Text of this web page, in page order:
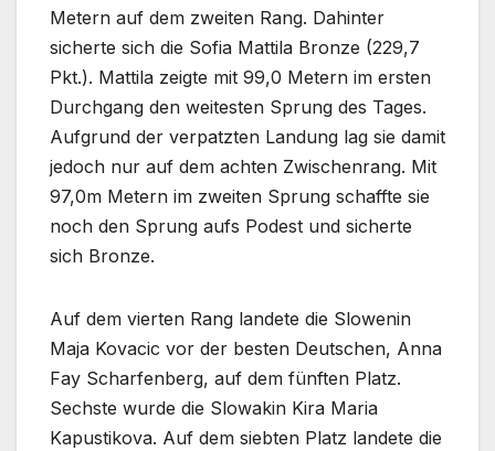
Metern auf dem zweiten Rang. Dahinter
sicherte sich die Sofia Mattila Bronze (229,7
Pkt.). Mattila zeigte mit 99,0 Metern im ersten
Durchgang den weitesten Sprung des Tages.
Aufgrund der verpatzten Landung lag sie damit
jedoch nur auf dem achten Zwischenrang. Mit
97,0m Metern im zweiten Sprung schaffte sie
noch den Sprung aufs Podest und sicherte
sich Bronze.
Auf dem vierten Rang landete die Slowenin
Maja Kovacic vor der besten Deutschen, Anna
Fay Scharfenberg, auf dem fünften Platz.
Sechste wurde die Slowakin Kira Maria
Kapustikova. Auf dem siebten Platz landete die